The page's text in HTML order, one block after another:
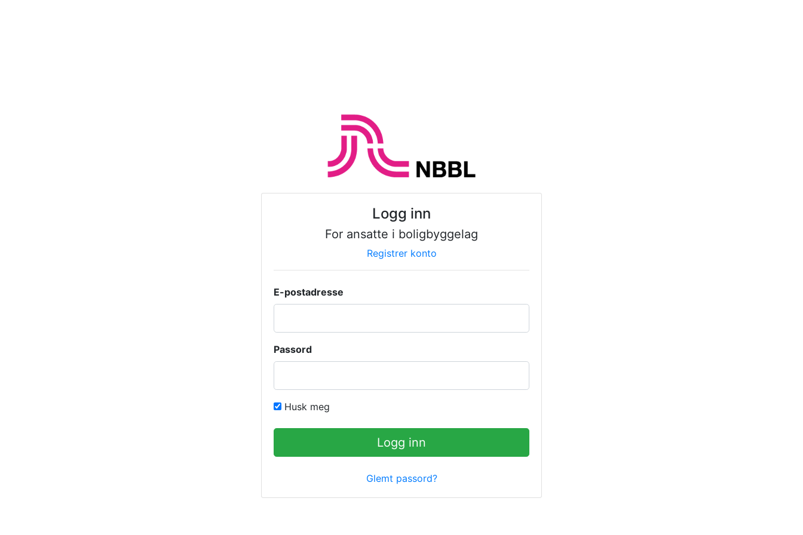
Logg inn
For ansatte i boligbyggelag
Registrer konto
E-postadresse
Passord
Husk meg
Logg inn
Glemt passord?